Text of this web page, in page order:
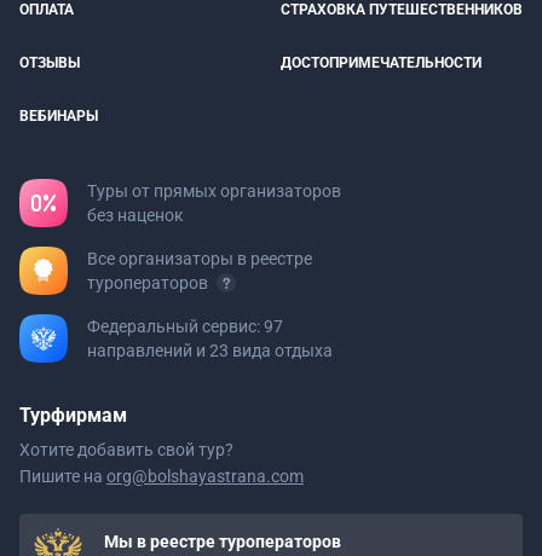
ОПЛАТА СТРАХОВКА ПУТЕШЕСТВЕННИКОВ
ОТЗЫВЫ ДОСТОПРИМЕЧАТЕЛЬНОСТИ
ВЕБИНАРЫ
Туры от прямых организаторов
без наценок
Все организаторы в реестре
туроператоров
Федеральный сервис: 97
направлений и 23 вида отдыха
Турфирмам
Хотите добавить свой тур?
Пишите на org@bolshayastrana.com
Мы в реестре туроператоров